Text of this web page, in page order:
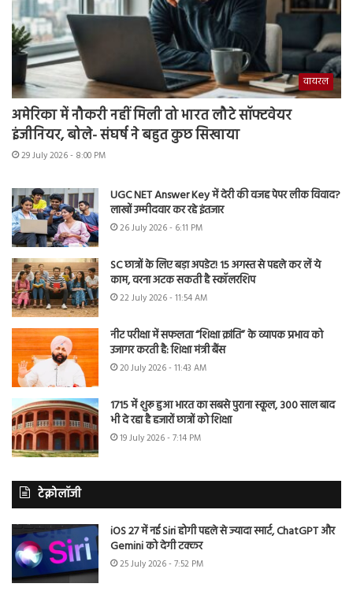
वायरल
अमेरिका में नौकरी नहीं मिली तो भारत लौटे सॉफ्टवेयर
इंजीनियर, बोले- संघर्ष ने बहुत कुछ सिखाया
29 July 2026 - 8:00 PM
UGC NET Answer Key में देरी की वजह पेपर लीक विवाद?
लाखों उम्मीदवार कर रहे इंतजार
26 July 2026 - 6:11 PM
SC छात्रों के लिए बड़ा अपडेट! 15 अगस्त से पहले कर लें ये
काम, वरना अटक सकती है स्कॉलरशिप
22 July 2026 - 11:54 AM
नीट परीक्षा में सफलता “शिक्षा क्रांति” के व्यापक प्रभाव को
उजागर करती है: शिक्षा मंत्री बैंस
20 July 2026 - 11:43 AM
1715 में शुरू हुआ भारत का सबसे पुराना स्कूल, 300 साल बाद
भी दे रहा है हजारों छात्रों को शिक्षा
19 July 2026 - 7:14 PM
टेक्नोलॉजी
iOS 27 में नई Siri होगी पहले से ज्यादा स्मार्ट, ChatGPT और
Gemini को देगी टक्कर
25 July 2026 - 7:52 PM